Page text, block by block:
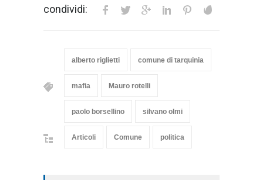
condividi:
alberto riglietti comune di tarquinia
mafia Mauro rotelli
paolo borsellino silvano olmi
Articoli Comune politica